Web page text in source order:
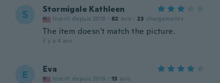
S Stormigale Kathleen
Inscrit depuis 2018 · 82 avis · 23 chargements
The item doesn't match the picture.
il y a 4 ans
E Eva
Inscrit depuis 2016 · 13 avis